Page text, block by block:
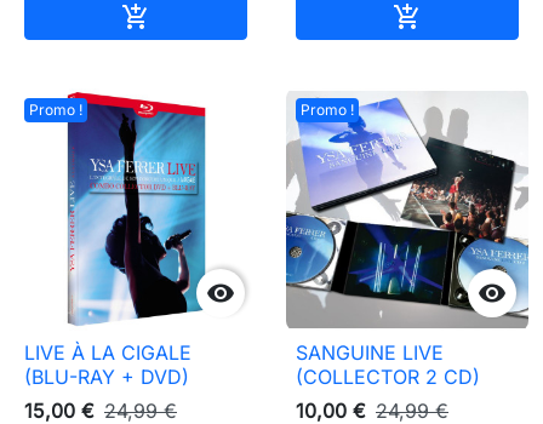
 
Promo !

LIVE À LA CIGALE
(BLU-RAY + DVD)
15,00 € 24,99 €
Promo !

SANGUINE LIVE
(COLLECTOR 2 CD)
10,00 € 24,99 €